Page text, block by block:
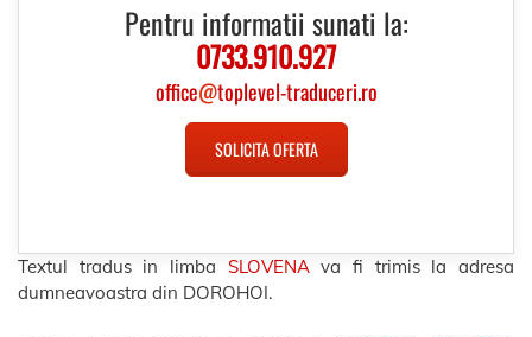
Pentru informatii sunati la:
0733.910.927
office@toplevel-traduceri.ro
SOLICITA OFERTA
Textul tradus in limba SLOVENAva fi trimis la adresa
dumneavoastra din DOROHOI.